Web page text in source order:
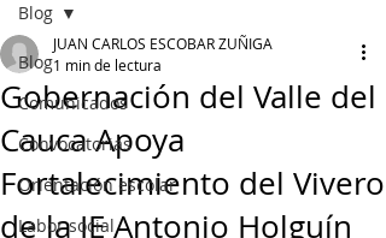
Blog
Comunicados
Convocatorias
Orientación escolar
Labor social
Blog
Gobernación del Valle del
Cauca Apoya
Fortalecimiento del Vivero
de la IE Antonio Holguín
JUAN CARLOS ESCOBAR ZUÑIGA
1 min de lectura